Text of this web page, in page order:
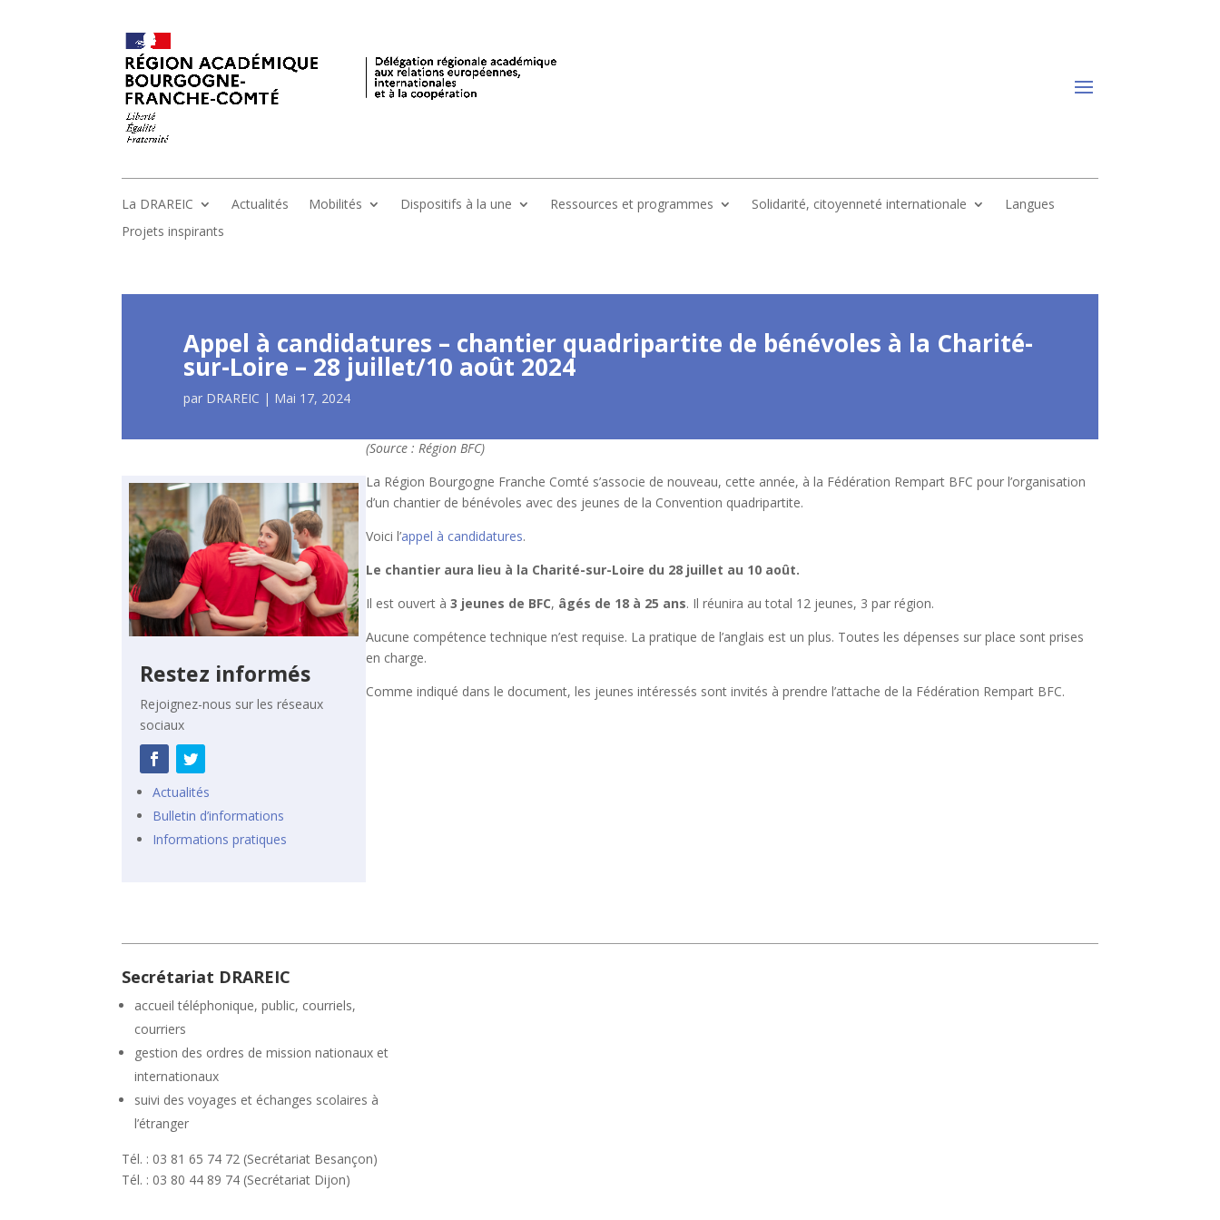
La DRAREIC Actualités Mobilités Dispositifs à la une Ressources et programmes Solidarité, citoyenneté internationale
Langues
Projets inspirants
Appel à candidatures – chantier quadripartite de bénévoles à la Charité-
sur-Loire – 28 juillet/10 août 2024
par DRAREIC | Mai 17, 2024
Restez informés
Rejoignez-nous sur les réseaux
sociaux
Actualités
Bulletin d’informations
Informations pratiques
(Source : Région BFC)
La Région Bourgogne Franche Comté s’associe de nouveau, cette année, à la Fédération Rempart BFC pour l’organisation
d’un chantier de bénévoles avec des jeunes de la Convention quadripartite.
Voici l’appel à candidatures.
Le chantier aura lieu à la Charité-sur-Loire du 28 juillet au 10 août.
Il est ouvert à3 jeunes de BFC, âgés de 18 à 25 ans. Il réunira au total 12 jeunes, 3 par région.
Aucune compétence technique n’est requise. La pratique de l’anglais est un plus. Toutes les dépenses sur place sont prises
en charge.
Comme indiqué dans le document, les jeunes intéressés sont invités à prendre l’attache de la Fédération Rempart BFC.
Secrétariat DRAREIC
accueil téléphonique, public, courriels,
courriers
gestion des ordres de mission nationaux et
internationaux
suivi des voyages et échanges scolaires à
l’étranger
Tél. : 03 81 65 74 72 (Secrétariat Besançon)
Tél. : 03 80 44 89 74 (Secrétariat Dijon)